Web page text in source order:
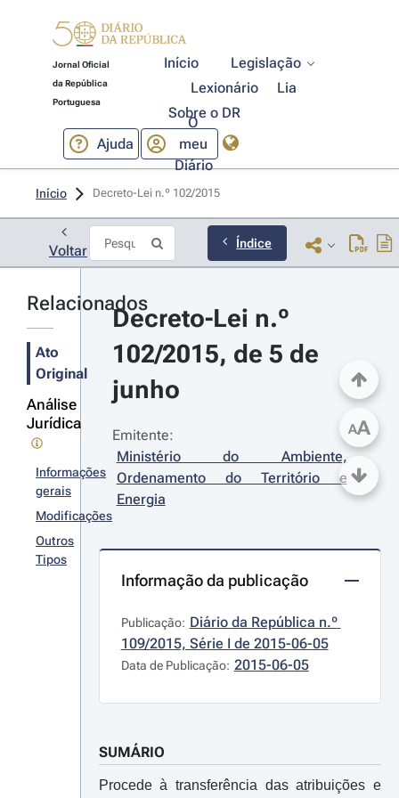
Jornal Oficial
da República
Portuguesa
Início
Legislação
Lexionário
Lia
Sobre o DR
Ajuda
O
meu
Diário
Início Decreto-Lei n.º 102/2015
Voltar Índice
Relacionados
Ato
Original
Análise
Jurídica
Informações
gerais
Modificações
Outros
Tipos
Decreto-Lei n.º
102/2015, de 5 de
junho
Emitente:
Ministério do Ambiente,
Ordenamento do Território e
Energia
Informação da publicação
Publicação: Diário da República n.º
109/2015, Série I de 2015-06-05
Data de Publicação: 2015-06-05
SUMÁRIO
Procede à transferência das atribuições e
AA